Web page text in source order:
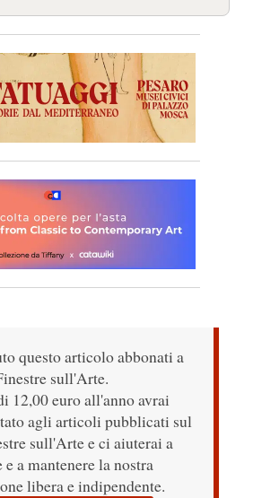
questo articolo abbonati a
sull'Arte.
12,00 euro all'anno avrai
agli articoli pubblicati sul
sull'Arte e ci aiuterai a
e a mantenere la nostra
libera e indipendente.